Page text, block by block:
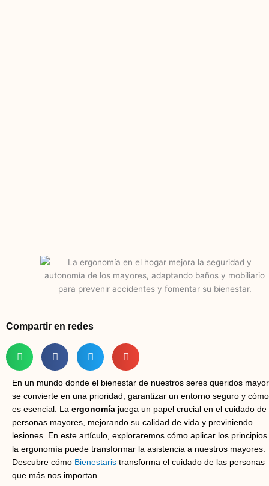
Compartir en redes
En un mundo donde el bienestar de nuestros seres queridos
se convierte en una prioridad, garantizar un entorno seguro y
es esencial. La ergonomía juega un papel crucial en el cuidado de
personas mayores, mejorando su calidad de vida y previniendo
lesiones. En este artículo, exploraremos cómo aplicar los principios
la ergonomía puede transformar la asistencia a nuestros mayores.
Descubre cómo Bienestaris transforma el cuidado de las personas
que más nos importan.